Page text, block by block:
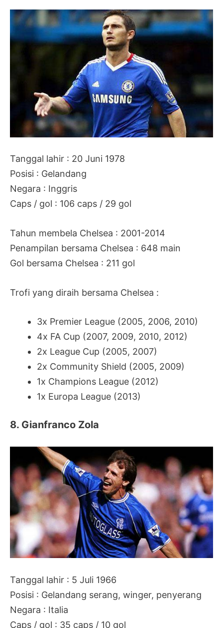
Tanggal lahir : 20 Juni 1978
Posisi : Gelandang
Negara : Inggris
Caps / gol : 106 caps / 29 gol
Tahun membela Chelsea : 2001-2014
Penampilan bersama Chelsea : 648 main
Gol bersama Chelsea : 211 gol
Trofi yang diraih bersama Chelsea :
3x Premier League (2005, 2006, 2010)
4x FA Cup (2007, 2009, 2010, 2012)
2x League Cup (2005, 2007)
2x Community Shield (2005, 2009)
1x Champions League (2012)
1x Europa League (2013)
8. Gianfranco Zola
Tanggal lahir : 5 Juli 1966
Posisi : Gelandang serang, winger, penyerang
Negara : Italia
Caps / gol : 35 caps / 10 gol